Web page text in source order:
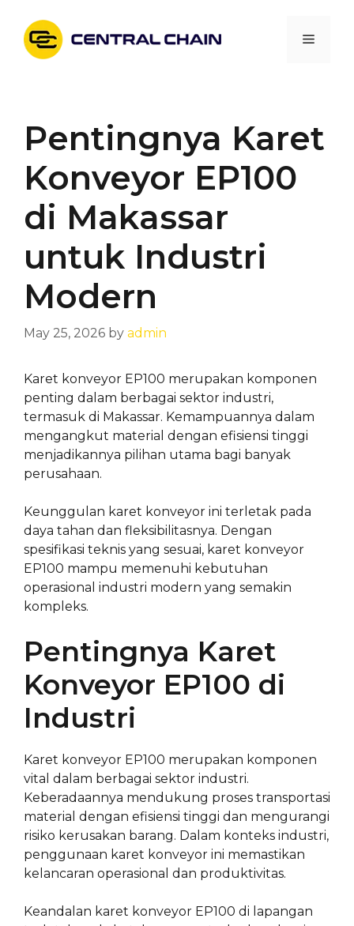
content
Menu
Pentingnya Karet
Konveyor EP100
di Makassar
untuk Industri
Modern
May 25, 2026 by admin
Karet konveyor EP100 merupakan komponen
penting dalam berbagai sektor industri,
termasuk di Makassar. Kemampuannya dalam
mengangkut material dengan efisiensi tinggi
menjadikannya pilihan utama bagi banyak
perusahaan.
Keunggulan karet konveyor ini terletak pada
daya tahan dan fleksibilitasnya. Dengan
spesifikasi teknis yang sesuai, karet konveyor
EP100 mampu memenuhi kebutuhan
operasional industri modern yang semakin
kompleks.
Pentingnya Karet
Konveyor EP100 di
Industri
Karet konveyor EP100 merupakan komponen
vital dalam berbagai sektor industri.
Keberadaannya mendukung proses transportasi
material dengan efisiensi tinggi dan mengurangi
risiko kerusakan barang. Dalam konteks industri,
penggunaan karet konveyor ini memastikan
kelancaran operasional dan produktivitas.
Keandalan karet konveyor EP100 di lapangan